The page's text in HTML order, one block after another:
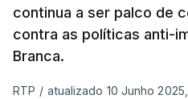
continua a ser palco de
contra as políticas anti-
Branca.
RTP / atualizado 10 Junho